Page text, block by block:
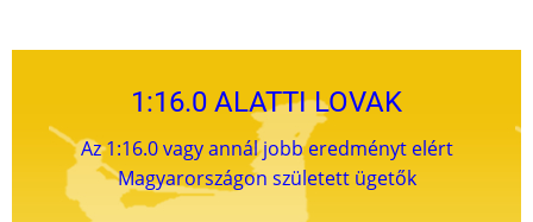
1:16.0 ALATTI LOVAK
Az 1:16.0 vagy annál jobb eredményt elért
Magyarországon született ügetők